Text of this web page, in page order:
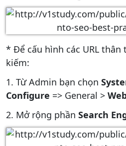
* Để cấu hình các URL
kiếm:
1. Từ Admin bạn chọn
Configure => General >
2. Mở rộng phần Search